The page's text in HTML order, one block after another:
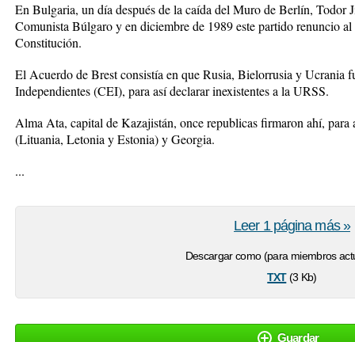
En Bulgaria, un día después de la caída del Muro de Berlín, Todor
Comunista Búlgaro y en diciembre de 1989 este partido renuncio
Constitución.
El Acuerdo de Brest consistía en que Rusia, Bielorrusia y Ucrania
Independientes (CEI), para así declarar inexistentes a la URSS.
Alma Ata, capital de Kazajistán, once republicas firmaron ahí, para
(Lituania, Letonia y Estonia) y Georgia.
...
Descargar como (para miembros
txt(3 Kb)
Leer 1 página más »
Guardar